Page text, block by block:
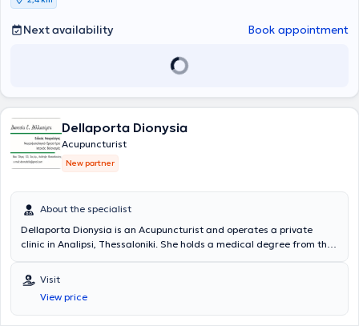
Università di Camerino.
Next availability Book appointment
Dellaporta Dionysia
Acupuncturist
New partner
About the specialist
Dellaporta Dionysia is an Acupuncturist and operates a private
clinic in Analipsi, Thessaloniki. She holds a medical degree from the
postgraduate program in Health Unit Management at the Open
University of Rome. She specialized in Neurology and holds a
Medical Acupuncture diploma. She works at the Alzheimer’s Disease
and Related Disorders Society and additionally manages an
Visit
View price